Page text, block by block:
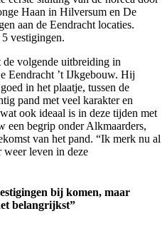
Haan in Hilversum en De
aan de Eendracht locaties.
vestigingen.
volgende uitbreiding in
Eendracht ’t IJkgebouw. Hij
in het plaatje, tussen de
pand met veel karakter en
ook ideaal is in deze tijden met
een begrip onderAlkmaarders,
van het pand. “Ik merk nu al
weerleven in deze
bij komen, maar
belangrijkst”